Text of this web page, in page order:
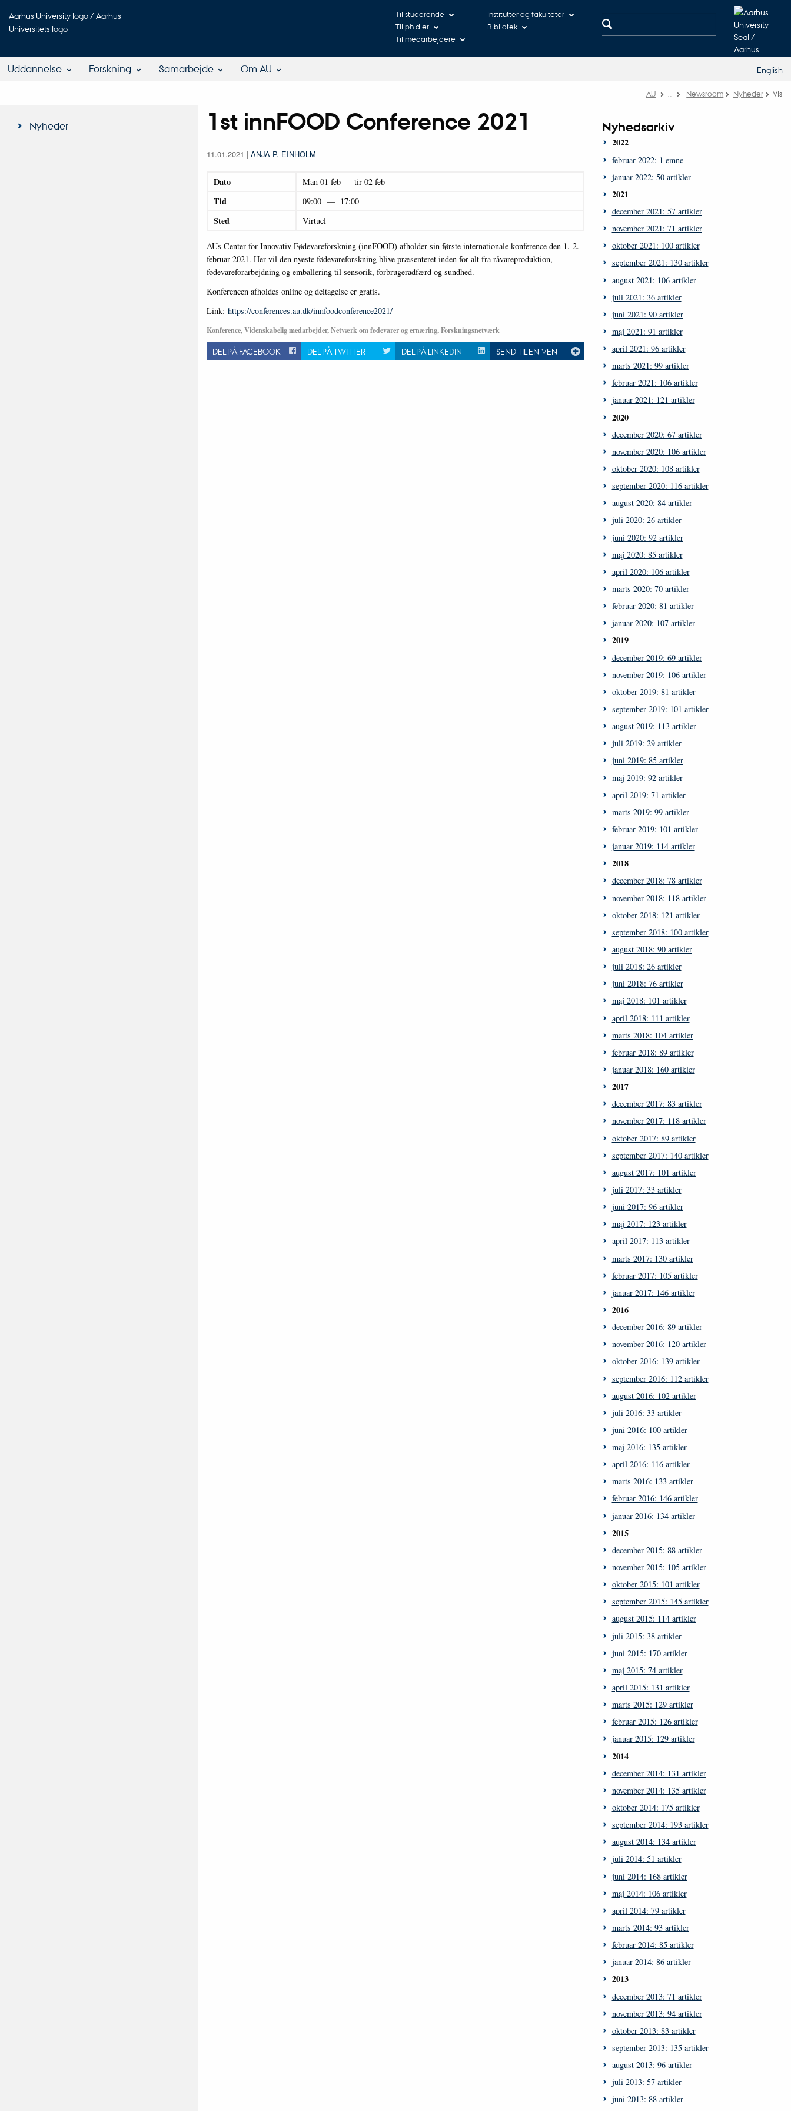
Aarhus University logo / Aarhus
Universitets logo
Til studerende
Til ph.d.er
Til medarbejdere
Institutter og fakulteter
Bibliotek
Uddannelse Forskning Samarbejde Om AU English
AU Newsroom Nyheder Vis
Nyheder 1st innFOOD Conference 2021
11.01.2021 | ANJA P. EINHOLM
Dato Man 01 feb —tir 02 feb
Tid 09:00 — 17:00
Sted Virtuel
AUs Center for Innovativ Fødevareforskning (innFOOD) afholder sin første internationale konference den 1.-2.
februar 2021. Her vil den nyeste fødevareforskning blive præsenteret inden for alt fra råvareproduktion,
fødevareforarbejdning og emballering til sensorik, forbrugeradfærd og sundhed.
Konferencen afholdes online og deltagelse er gratis.
Link: https://conferences.au.dk/innfoodconference2021/
Konference, Videnskabelig medarbejder, Netværk om fødevarer og ernæring, Forskningsnetværk
DEL PÅ FACEBOOK DEL PÅ TWITTER DEL PÅ LINKEDIN SEND TIL EN VEN
Nyhedsarkiv
2022
februar 2022: 1 emne
januar 2022: 50 artikler
2021
december 2021: 57 artikler
november 2021: 71 artikler
oktober 2021: 100 artikler
september 2021: 130 artikler
august 2021: 106 artikler
juli 2021: 36 artikler
juni 2021: 90 artikler
maj 2021: 91 artikler
april 2021: 96 artikler
marts 2021: 99 artikler
februar 2021: 106 artikler
januar 2021: 121 artikler
2020
december 2020: 67 artikler
november 2020: 106 artikler
oktober 2020: 108 artikler
september 2020: 116 artikler
august 2020: 84 artikler
juli 2020: 26 artikler
juni 2020: 92 artikler
maj 2020: 85 artikler
april 2020: 106 artikler
marts 2020: 70 artikler
februar 2020: 81 artikler
januar 2020: 107 artikler
2019
december 2019: 69 artikler
november 2019: 106 artikler
oktober 2019: 81 artikler
september 2019: 101 artikler
august 2019: 113 artikler
juli 2019: 29 artikler
juni 2019: 85 artikler
maj 2019: 92 artikler
april 2019: 71 artikler
marts 2019: 99 artikler
februar 2019: 101 artikler
januar 2019: 114 artikler
2018
december 2018: 78 artikler
november 2018: 118 artikler
oktober 2018: 121 artikler
september 2018: 100 artikler
august 2018: 90 artikler
juli 2018: 26 artikler
juni 2018: 76 artikler
maj 2018: 101 artikler
april 2018: 111 artikler
marts 2018: 104 artikler
februar 2018: 89 artikler
januar 2018: 160 artikler
2017
december 2017: 83 artikler
november 2017: 118 artikler
oktober 2017: 89 artikler
september 2017: 140 artikler
august 2017: 101 artikler
juli 2017: 33 artikler
juni 2017: 96 artikler
maj 2017: 123 artikler
april 2017: 113 artikler
marts 2017: 130 artikler
februar 2017: 105 artikler
januar 2017: 146 artikler
2016
december 2016: 89 artikler
november 2016: 120 artikler
oktober 2016: 139 artikler
september 2016: 112 artikler
august 2016: 102 artikler
juli 2016: 33 artikler
juni 2016: 100 artikler
maj 2016: 135 artikler
april 2016: 116 artikler
marts 2016: 133 artikler
februar 2016: 146 artikler
januar 2016: 134 artikler
2015
december 2015: 88 artikler
november 2015: 105 artikler
oktober 2015: 101 artikler
september 2015: 145 artikler
august 2015: 114 artikler
juli 2015: 38 artikler
juni 2015: 170 artikler
maj 2015: 74 artikler
april 2015: 131 artikler
marts 2015: 129 artikler
februar 2015: 126 artikler
januar 2015: 129 artikler
2014
december 2014: 131 artikler
november 2014: 135 artikler
oktober 2014: 175 artikler
september 2014: 193 artikler
august 2014: 134 artikler
juli 2014: 51 artikler
juni 2014: 168 artikler
maj 2014: 106 artikler
april 2014: 79 artikler
marts 2014: 93 artikler
februar 2014: 85 artikler
januar 2014: 86 artikler
2013
december 2013: 71 artikler
november 2013: 94 artikler
oktober 2013: 83 artikler
september 2013: 135 artikler
august 2013: 96 artikler
juli 2013: 57 artikler
juni 2013: 88 artikler